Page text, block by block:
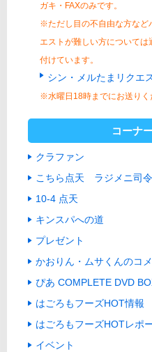
ガキ・FAXのみです。
※ただし目の不自由な方など
エストが難しい方については
付けています。
シン・メルたまリクエ
※水曜日18時までにお送りく
コーナ
クラファン
こちら点天 ラジメニ司令
10-4 点天
キンスパへの道
プレゼント
かおりん・ムサくんのコ
ぴあ COMPLETE DVD
はごろもフーズHOT情報
はごろもフーズHOTレポ
イベント